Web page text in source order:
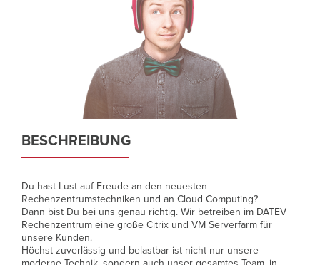
BESCHREIBUNG
Du hast Lust auf Freude an den neuesten
Rechenzentrumstechniken und an Cloud Computing?
Dann bist Du bei uns genau richtig. Wir betreiben im DATEV
Rechenzentrum eine große Citrix und VM Serverfarm für
unsere Kunden.
Höchst zuverlässig und belastbar ist nicht nur unsere